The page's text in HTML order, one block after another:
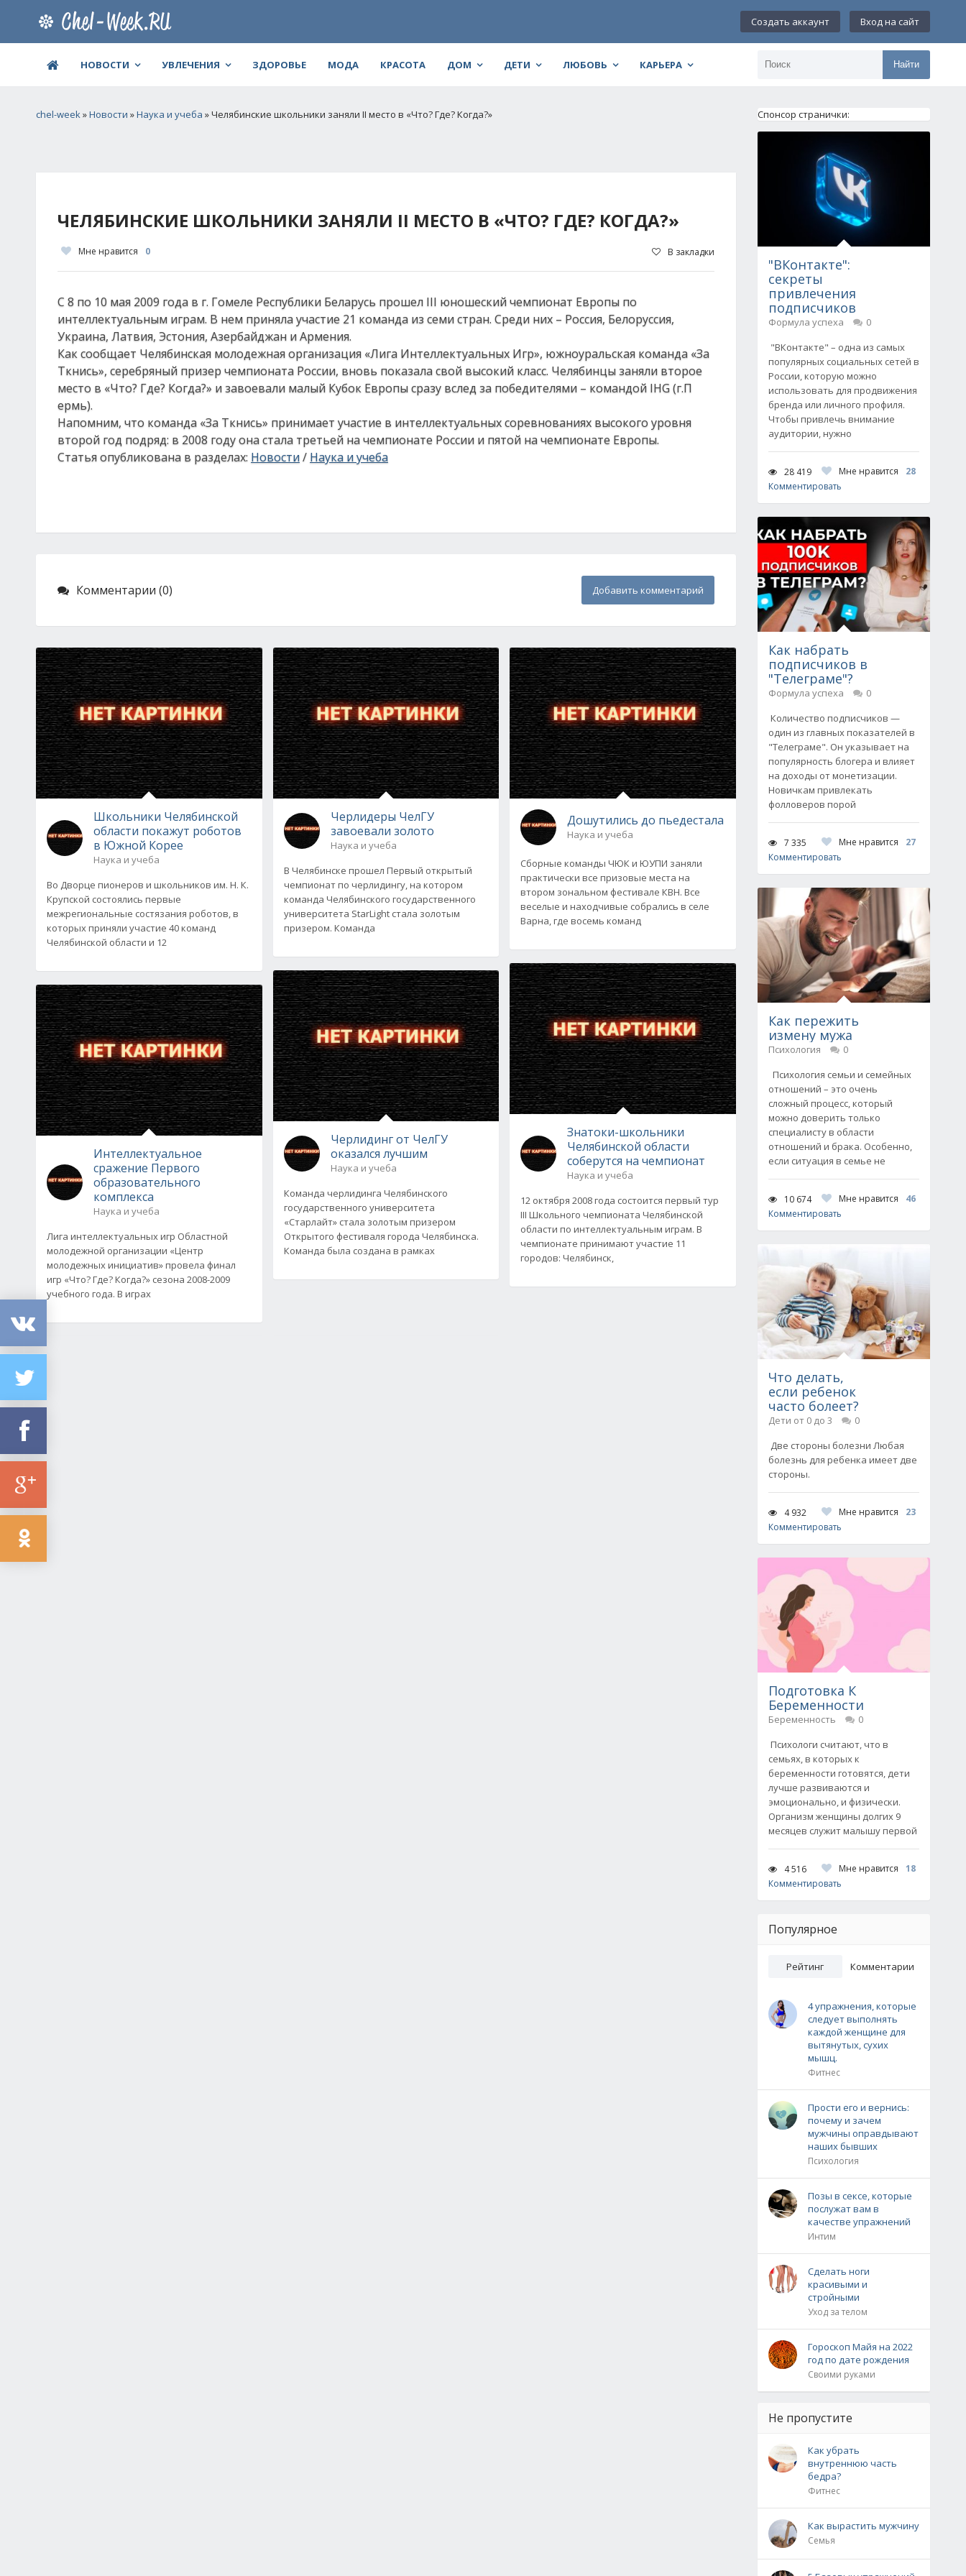
Создать аккаунт Вход на сайт
НОВОСТИ УВЛЕЧЕНИЯ ЗДОРОВЬЕ МОДА КРАСОТА ДОМ ДЕТИ ЛЮБОВЬ КАРЬЕРА Найти
chel-week»Новости »Наука и учеба » Челябинские школьники заняли II место в «Что? Где? Когда?»
ЧЕЛЯБИНСКИЕ ШКОЛЬНИКИ ЗАНЯЛИ II МЕСТО В «ЧТО? ГДЕ? КОГДА?»
Мне нравится 0 В закладки
С 8 по 10 мая 2009 года в г. Гомеле Республики Беларусь прошел III юношеский чемпионат Европы по
интеллектуальным играм. В нем приняла участие 21 команда из семи стран. Среди них – Россия, Белоруссия,
Украина, Латвия, Эстония, Азербайджан и Армения.
Как сообщает Челябинская молодежная организация «Лига Интеллектуальных Игр», южноуральская команда «За
Ткнись», серебряный призер чемпионата России, вновь показала свой высокий класс. Челябинцы заняли второе
место в «Что? Где? Когда?» и завоевали малый Кубок Европы сразу вслед за победителями – командой IHG (г.П
ермь).
Напомним, что команда «За Ткнись» принимает участие в интеллектуальных соревнованиях высокого уровня
второй год подряд: в 2008 году она стала третьей на чемпионате России и пятой на чемпионате Европы.
Статья опубликована в разделах: Новости/ Наука и учеба
Комментарии (0) Добавить комментарий
Школьники Челябинской
области покажут роботов
в Южной Корее
Наука и учеба
Во Дворце пионеров и школьников им. Н. К.
Крупской состоялись первые
межрегиональные состязания роботов, в
которых приняли участие 40 команд
Челябинской области и 12
Интеллектуальное
сражение Первого
образовательного
комплекса
Наука и учеба
Лига интеллектуальных игр Областной
молодежной организации «Центр
молодежных инициатив» провела финал
игр «Что? Где? Когда?» сезона 2008-2009
учебного года. В играх
Черлидеры ЧелГУ
завоевали золото
Наука и учеба
В Челябинске прошел Первый открытый
чемпионат по черлидингу, на котором
команда Челябинского государственного
университета StarLight стала золотым
призером. Команда
Черлидинг от ЧелГУ
оказался лучшим
Наука и учеба
Команда черлидинга Челябинского
государственного университета
«Старлайт» стала золотым призером
Открытого фестиваля города Челябинска.
Команда была создана в рамках
Дошутились до пьедестала
Наука и учеба
Сборные команды ЧЮК и ЮУПИ заняли
практически все призовые места на
втором зональном фестивале КВН. Все
веселые и находчивые собрались в селе
Варна, где восемь команд
Знатоки-школьники
Челябинской области
соберутся на чемпионат
Наука и учеба
12 октября 2008 года состоится первый тур
III Школьного чемпионата Челябинской
области по интеллектуальным играм. В
чемпионате принимают участие 11
городов: Челябинск,
Спонсор странички:
"ВКонтакте":
секреты
привлечения
подписчиков
Формула успеха
0
"ВКонтакте" – одна из самых
популярных социальных сетей в
России, которую можно
использовать для продвижения
бренда или личного профиля.
Чтобы привлечь внимание
аудитории, нужно
28 419 Мне нравится
28
Комментировать
Как набрать
подписчиков в
"Телеграме"?
Формула успеха
0
Количество подписчиков —
один из главных показателей в
"Телеграме". Он указывает на
популярность блогера и влияет
на доходы от монетизации.
Новичкам привлекать
фолловеров порой
7 335 Мне нравится
27
Комментировать
Как пережить
измену мужа
Психология
0
Психология семьи и семейных
отношений – это очень
сложный процесс, который
можно доверить только
специалисту в области
отношений и брака. Особенно,
если ситуация в семье не
10 674 Мне нравится
46
Комментировать
Что делать,
если ребенок
часто болеет?
Дети от 0 до 3
0
Две стороны болезни Любая
болезнь для ребенка имеет две
стороны.
4 932 Мне нравится
23
Комментировать
Подготовка К
Беременности
Беременность
0
Психологи считают, что в
семьях, в которых к
беременности готовятся, дети
лучше развиваются и
эмоционально, и физически.
Организм женщины долгих 9
месяцев служит малышу первой
4 516 Мне нравится
18
Комментировать
Популярное
Рейтинг Комментарии
4 упражнения, которые
следует выполнять
каждой женщине для
вытянутых, сухих
мышц.
Фитнес
Прости его и вернись:
почему и зачем
мужчины оправдывают
наших бывших
Психология
Позы в сексе, которые
послужат вам в
качестве упражнений
Интим
Сделать ноги
красивыми и
стройными
Уход за телом
Гороскоп Майя на 2022
год по дате рождения
Своими руками
Не пропустите
Как убрать
внутреннюю часть
бедра?
Фитнес
Как вырастить мужчину
Семья